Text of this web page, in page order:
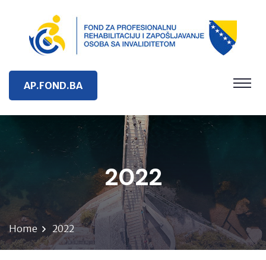
AP.FOND.BA
2022
Home 2022